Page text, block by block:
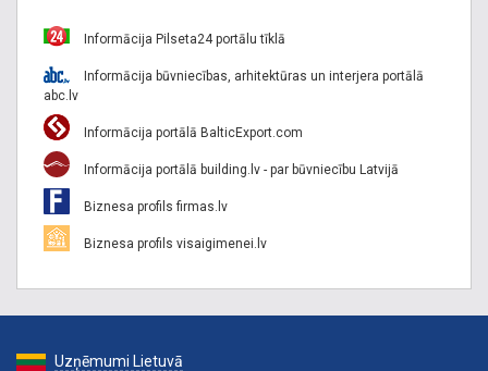
Informācija Pilseta24 portālu tīklā
Informācija būvniecības, arhitektūras un interjera portālā
abc.lv
Informācija portālā BalticExport.com
Informācija portālā building.lv - par būvniecību Latvijā
Biznesa profils firmas.lv
Biznesa profils visaigimenei.lv
Uzņēmumi Lietuvā